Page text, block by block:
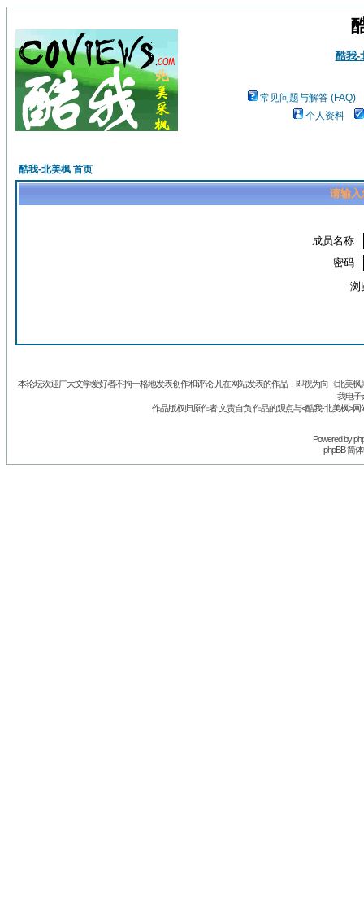
酷我-
常见问题与解答 (FAQ)
个人资料
酷我-北美枫 首页
请输入
成员名称:
密码:
浏
本论坛欢迎广大文学爱好者不拘一格地发表创作和评论.凡在网站发表的作品，即视为向《北美
我电子
作品版权归原作者.文责自负.作品的观点与<酷我-北美枫>
Powered by
phpBB 简